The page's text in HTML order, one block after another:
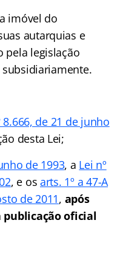
imóvel do
autarquias e
pela legislação
8.666, de 21 de junho
desta Lei;
de 1993, a Lei nº
, e osarts. 1º a 47-A
de 2011, após
publicação oficial